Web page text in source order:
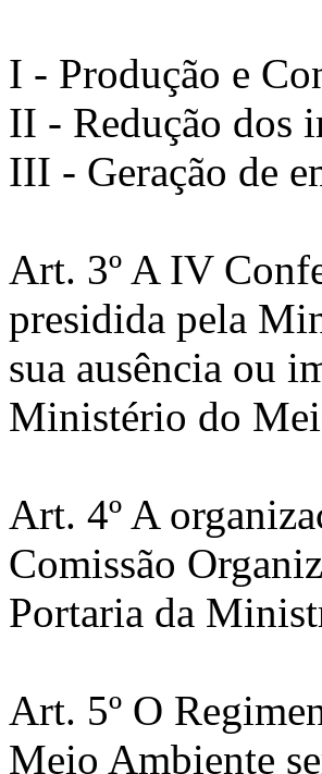
I - Produção e
II - Redução dos
III - Geração de
Art. 3º A IV
presidida pela
sua ausência ou
Ministério do
Art. 4º A
Comissão
Portaria da
Art. 5º O
Meio Ambiente